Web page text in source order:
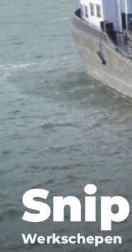
Snip
Werkschepen